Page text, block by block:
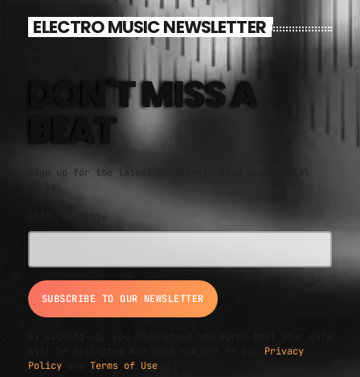
ELECTRO MUSIC NEWSLETTER
DON'T MISS A
BEAT
Sign up for the latest electronic news and special
EMAIL ADDRESS*
Privacy
Policy
Terms of Use